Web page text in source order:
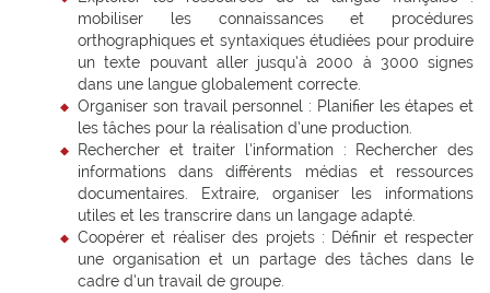
mobiliser les connaissances et procédures
orthographiques et syntaxiques étudiées pour produire
un texte pouvant aller jusqu’à 2000 à 3000 signes
dans une langue globalement correcte.
Organiser son travail personnel : Planifier les étapes et
les tâches pour la réalisation d’une production.
Rechercher et traiter l’information : Rechercher des
informations dans différents médias et ressources
documentaires. Extraire, organiser les informations
utiles et les transcrire dans un langage adapté.
Coopérer et réaliser des projets : Définir et respecter
une organisation et un partage des tâches dans le
cadre d’un travail de groupe.